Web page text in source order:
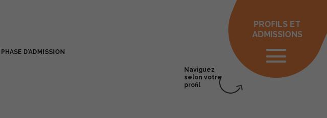
PHASE D’ADMISSION
PROFILS ET
ADMISSIONS
Naviguez
selon votre
profil